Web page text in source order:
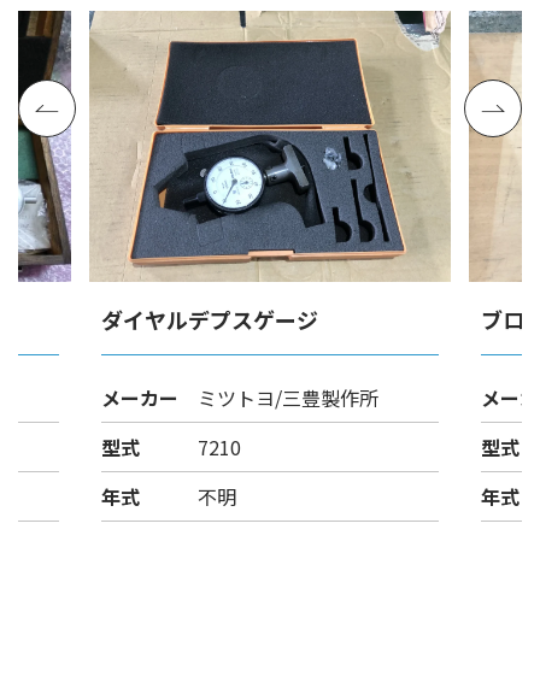
ダイヤルデプスゲージ
メーカー
ミツトヨ/三豊製作所
型式
7210
年式
不明
ブロ
メー
型式
年式